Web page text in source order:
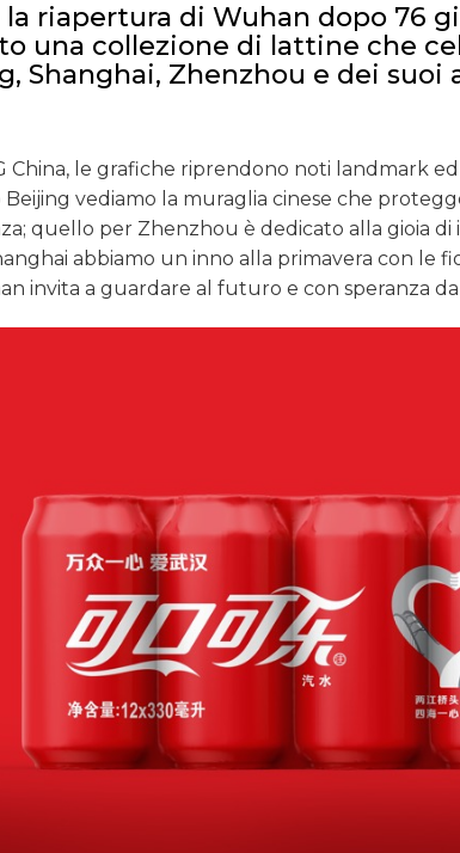
riapertura di Wuhan dopo 76
una collezione di lattine che
Shanghai, Zhenzhou e dei
China, le grafiche riprendono noti landmark
vediamo la muraglia cinese che
quello per Zhenzhou è dedicato alla gioia
abbiamo un inno alla primavera con le
invita a guardare al futuro e con speranza